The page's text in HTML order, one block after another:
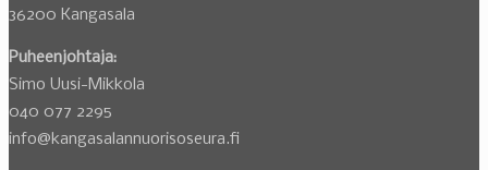
36200 Kangasala
Puheenjohtaja:
Simo Uusi-Mikkola
040 077 2295
info@kangasalannuorisoseura.fi